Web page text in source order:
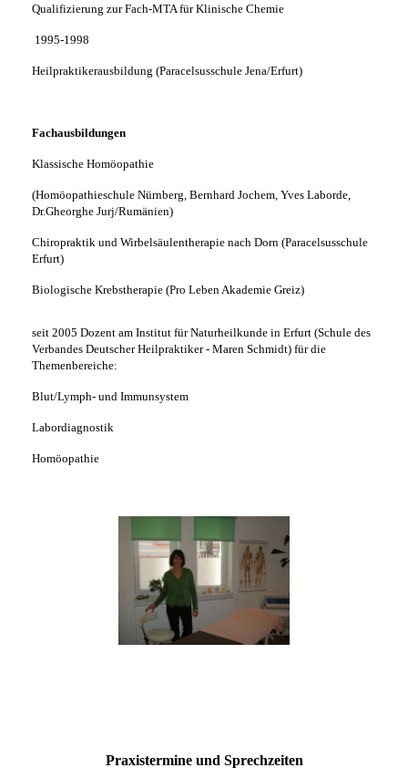
Qualifizierung zur Fach-MTA für Klinische Chemie
1995-1998
Heilpraktikerausbildung (Paracelsusschule Jena/Erfurt)
Fachausbildungen
Klassische Homöopathie
(Homöopathieschule Nürnberg, Bernhard Jochem, Yves Laborde,
Dr.Gheorghe Jurj/Rumänien)
Chiropraktik und Wirbelsäulentherapie nach Dorn (Paracelsusschule
Erfurt)
Biologische Krebstherapie (Pro Leben Akademie Greiz)
seit 2005 Dozent am Institut für Naturheilkunde in Erfurt (Schule des
Verbandes Deutscher Heilpraktiker - Maren Schmidt) für die
Themenbereiche:
Blut/Lymph- und Immunsystem
Labordiagnostik
Homöopathie
Praxistermine und Sprechzeiten